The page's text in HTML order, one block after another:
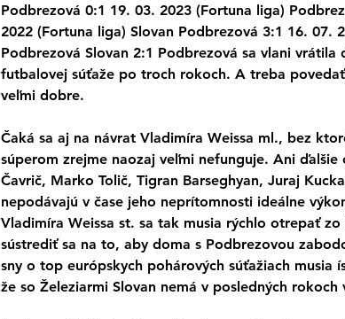
Podbrezová 0:1 19. 03. 2023 (Fortuna liga)
2022 (Fortuna liga) Slovan Podbrezová 3:1 16. 07.
Podbrezová Slovan 2:1 Podbrezová sa vlani vrátila
futbalovej súťaže po troch rokoch. A treba
veľmi dobre.
Čaká sa aj na návrat Vladimíra Weissa ml., bez
súperom zrejme naozaj veľmi nefunguje. Ani
Čavrič, Marko Tolič, Tigran Barseghyan, Juraj
nepodávajú v čase jeho neprítomnosti ideálne
Vladimíra Weissa st. sa tak musia rýchlo otrepať
sústrediť sa na to, aby doma s Podbrezovou
sny o top európskych pohárových súťažiach musia
že so Železiarmi Slovan nemá v posledných